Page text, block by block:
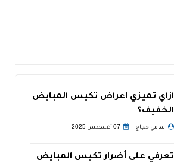
ازاي تميزي اعراض تكيس المبايض
الخفيف؟
سامي حجاج 07 أغسطس 2025
تعرفي على أضرار تكيس المبايض